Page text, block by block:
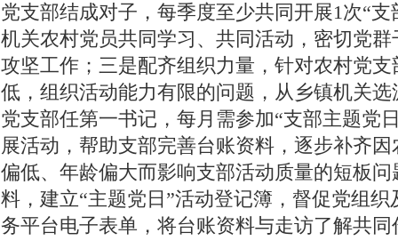
党支部结成对子，每季度至少共同开展1次“
机关农村党员共同学习、共同活动，密切党
攻坚工作；三是配齐组织力量，针对农村党
低，组织活动能力有限的问题，从乡镇机关选
党支部任第一书记，每月需参加“支部主题党
展活动，帮助支部完善台账资料，逐步补齐
偏低、年龄偏大而影响支部活动质量的短板
料，建立“主题党日”活动登记簿，督促党组
务平台电子表单，将台账资料与走访了解共